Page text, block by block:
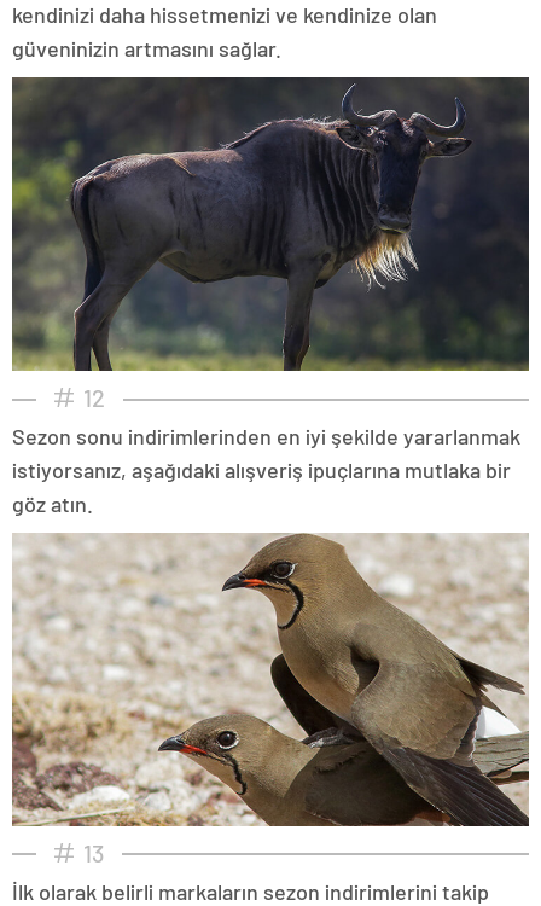
kendinizi daha hissetmenizi ve kendinize olan
güveninizin artmasını sağlar.
12
Sezon sonu indirimlerinden en iyi şekilde yararlanmak
istiyorsanız, aşağıdaki alışveriş ipuçlarına mutlaka bir
göz atın.
13
İlk olarak belirli markaların sezon indirimlerini takip